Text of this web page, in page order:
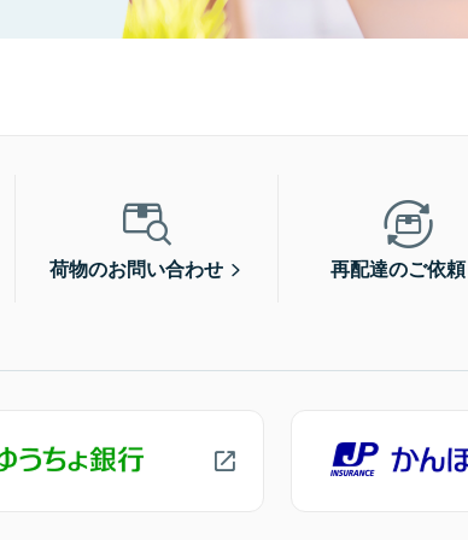
荷物のお問い合わせ 再配達のご依頼